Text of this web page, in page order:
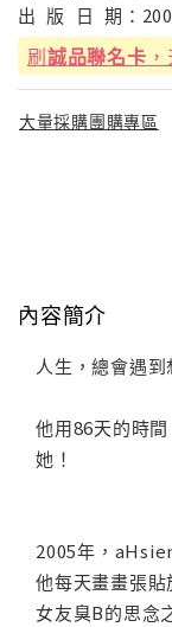
出 版 日 期：
刷誠品聯名卡
大量採購團購專區
內容簡介
人生，總會遇
他用86天的時
她！
2005年，
他每天畫畫張
女友臭B的思念